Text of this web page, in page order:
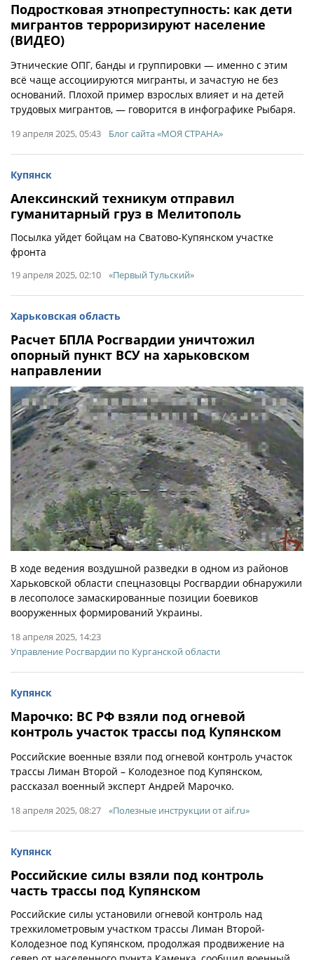
Подростковая этнопреступность: как дети
мигрантов терроризируют население
(ВИДЕО)
Этнические ОПГ, банды и группировки — именно с этим
всё чаще ассоциируются мигранты, и зачастую не без
оснований. Плохой пример взрослых влияет и на детей
трудовых мигрантов, — говорится в инфографике Рыбаря.
19 апреля 2025, 05:43 Блог сайта «МОЯ СТРАНА»
Купянск
Алексинский техникум отправил
гуманитарный груз в Мелитополь
Посылка уйдет бойцам на Сватово-Купянском участке
фронта
19 апреля 2025, 02:10 «Первый Тульский»
Харьковская область
Расчет БПЛА Росгвардии уничтожил
опорный пункт ВСУ на харьковском
направлении
В ходе ведения воздушной разведки в одном из районов
Харьковской области спецназовцы Росгвардии обнаружили
в лесополосе замаскированные позиции боевиков
вооруженных формирований Украины.
18 апреля 2025, 14:23
Управление Росгвардии по Курганской области
Купянск
Марочко: ВС РФ взяли под огневой
контроль участок трассы под Купянском
Российские военные взяли под огневой контроль участок
трассы Лиман Второй – Колодезное под Купянском,
рассказал военный эксперт Андрей Марочко.
18 апреля 2025, 08:27 «Полезные инструкции от aif.ru»
Купянск
Российские силы взяли под контроль
часть трассы под Купянском
Российские силы установили огневой контроль над
трехкилометровым участком трассы Лиман Второй-
Колодезное под Купянском, продолжая продвижение на